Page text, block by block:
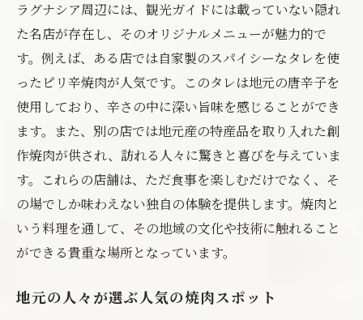
ラグナシア周辺には、観光ガイドには載っていない隠れ
た名店が存在し、そのオリジナルメニューが魅力的で
す。例えば、ある店では自家製のスパイシーなタレを使
ったピリ辛焼肉が人気です。このタレは地元の唐辛子を
使用しており、辛さの中に深い旨味を感じることができ
ます。また、別の店では地元産の特産品を取り入れた創
作焼肉が供され、訪れる人々に驚きと喜びを与えていま
す。これらの店舗は、ただ食事を楽しむだけでなく、そ
の場でしか味わえない独自の体験を提供します。焼肉と
いう料理を通して、その地域の文化や技術に触れること
ができる貴重な場所となっています。
地元の人々が選ぶ人気の焼肉スポット